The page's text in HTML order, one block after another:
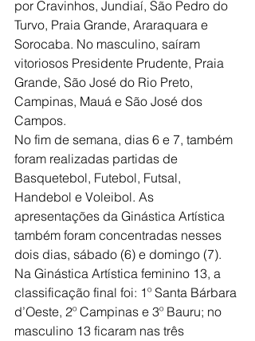
por Cravinhos, Jundiaí, São Pedro do
Turvo, Praia Grande, Araraquara e
Sorocaba. No masculino, saíram
vitoriosos Presidente Prudente, Praia
Grande, São José do Rio Preto,
Campinas, Mauá e São José dos
Campos.
No fim de semana, dias 6 e 7, também
foram realizadas partidas de
Basquetebol, Futebol, Futsal,
Handebol e Voleibol. As
apresentações da Ginástica Artística
também foram concentradas nesses
dois dias, sábado (6) e domingo (7).
Na Ginástica Artística feminino 13, a
classificação final foi: 1º Santa Bárbara
d’Oeste, 2º Campinas e 3º Bauru; no
masculino 13 ficaram nas três